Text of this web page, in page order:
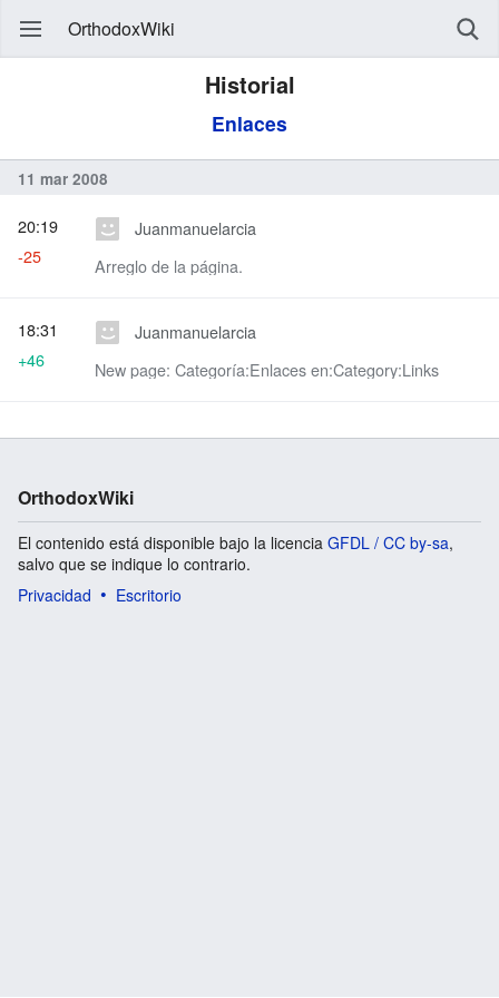
OrthodoxWiki
Historial
Enlaces
11 mar 2008
Juanmanuelarcia
Arreglo de la página.
20:19
-25
Juanmanuelarcia
New page: Categoría:Enlaces en:Category:Links
18:31
+46
OrthodoxWiki
El contenido está disponible bajo la licencia GFDL / CC by-sa,
salvo que se indique lo contrario.
Privacidad
Escritorio